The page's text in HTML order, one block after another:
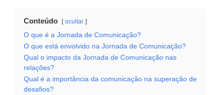
Conteúdo ocultar
O que é a Jornada de Comunicação?
O que está envolvido na Jornada de Comunicação?
Qual o impacto da Jornada de Comunicação nas
relações?
Qual é a importância da comunicação na superação de
desafios?